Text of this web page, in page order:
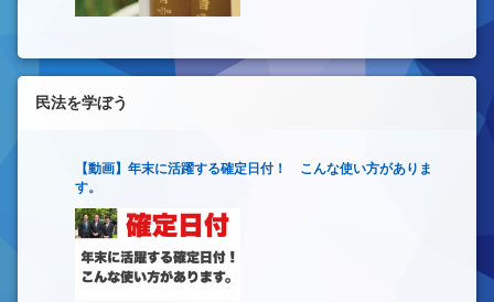
民法を学ぼう
【動画】年末に活躍する確定日付！ こんな使い方がありま
す。